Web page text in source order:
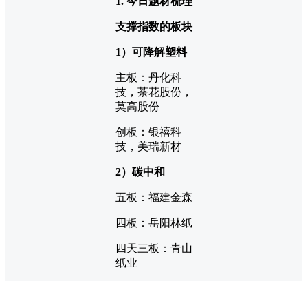
支撑指数的板块
1）可降解塑料
主板：丹化科
技，茶花股份，
莫高股份
创板：银禧科
技，美瑞新材
2）碳中和
五板：福建金森
四板：岳阳林纸
四天三板：青山
纸业